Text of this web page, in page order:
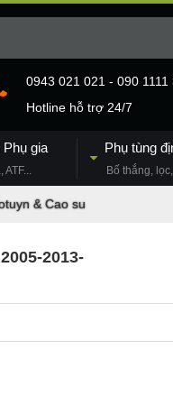
0943 021 021 - 090
Hotline hỗ trợ 24/7
gia
ATF...
Phụ tùng
Bố thắng,
& Cao su
2013-